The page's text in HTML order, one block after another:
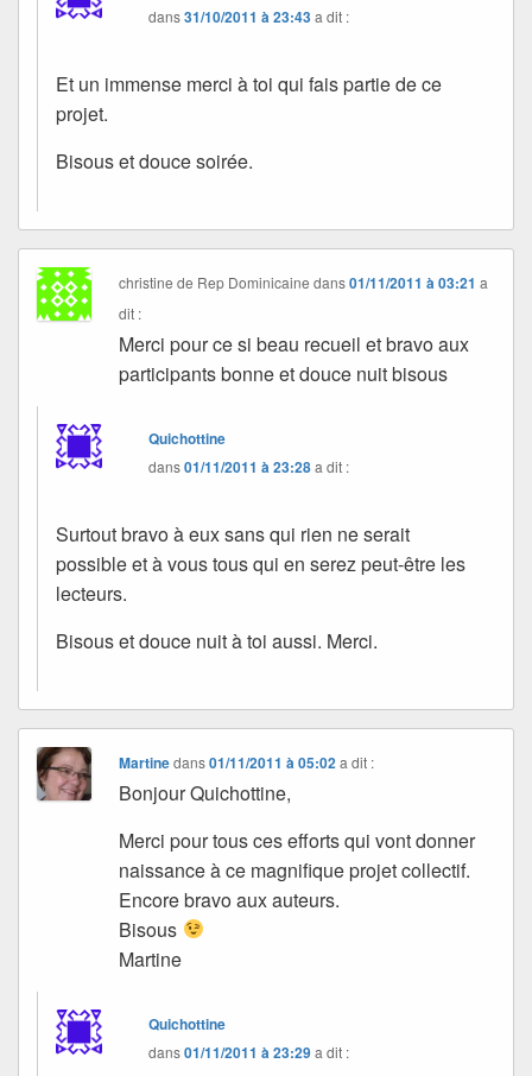
dans31/10/2011 à 23:43a dit :
Et un immense merci à toi qui fais partie de ce
projet.
Bisous et douce soirée.
christine de Rep Dominicaine dans01/11/2011 à 03:21 a
dit :
Merci pour ce si beau recueil et bravo aux
participants bonne et douce nuit bisous
Quichottine
dans01/11/2011 à 23:28a dit :
Surtout bravo à eux sans qui rien ne serait
possible et à vous tous qui en serez peut-être les
lecteurs.
Bisous et douce nuit à toi aussi. Merci.
Martinedans01/11/2011 à 05:02 a dit :
Bonjour Quichottine,
Merci pour tous ces efforts qui vont donner
naissance à ce magnifique projet collectif.
Encore bravo aux auteurs.
Bisous
Martine
Quichottine
dans01/11/2011 à 23:29a dit :